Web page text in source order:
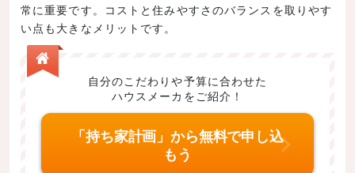
常に重要です。コストと住みやすさのバランスを取りやす
い点も大きなメリットです。
自分のこだわりや予算に合わせた
ハウスメーカをご紹介！
「持ち家計画」から無料で申し込
もう